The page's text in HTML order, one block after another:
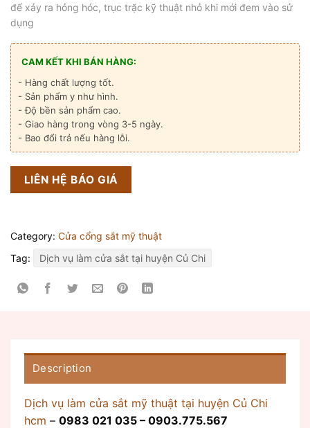
để xảy ra hỏng hóc, trục trặc kỹ thuật nhỏ khi mới đem vào sử
dụng
CAM KẾT KHI BÁN HÀNG:
- Hàng chất lượng tốt.
- Sản phẩm y như hình.
- Độ bền sản phẩm cao.
- Giao hàng trong vòng 3-5 ngày.
- Bao đổi trả nếu hàng lỗi.
LIÊN HỆ BÁO GIÁ
Category: Cửa cổng sắt mỹ thuật
Tag:
Dịch vụ làm cửa sắt tại huyện Củ Chi
Description
Dịch vụ làm cửa sắt mỹ thuật tại huyện Củ Chi
hcm – 0983 021 035 – 0903.775.567